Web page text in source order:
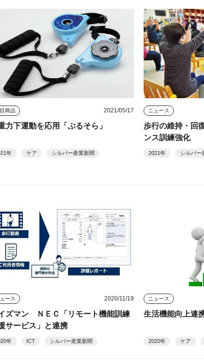
商品 2021/05/17
力下運動を応用「ぷるそら」
年 ケア シルバー産業新聞
ニュース
歩行の維持・回
ンス訓練強化
2021年 シルバー
ース 2020/11/19
ズマン ＮＥＣ「リモート機能訓練
サービス」と連携
年 ICT シルバー産業新聞
ニュース
生活機能向上連
2020年 ケア